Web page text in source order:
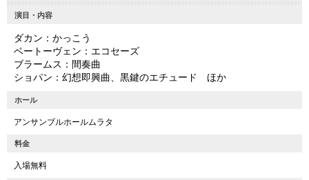
演目・内容
ダカン：かっこう
ベートーヴェン：エコセーズ
ブラームス：間奏曲
ショパン：幻想即興曲、黒鍵のエチュード ほか
ホール
アンサンブルホールムラタ
料金
入場無料